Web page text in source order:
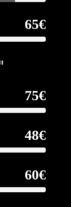
65€
75€
48€
60€